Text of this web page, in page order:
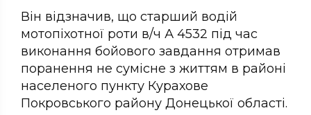
Він відзначив, що старший водій
мотопіхотної роти в/ч А 4532 під час
виконання бойового завдання отримав
поранення не сумісне з життям в районі
населеного пункту Курахове
Покровського району Донецької області.